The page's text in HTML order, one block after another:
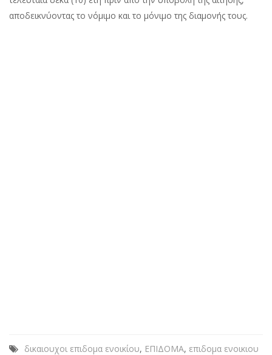
αποδεικνύοντας το νόμιμο και το μόνιμο της διαμονής τους.
δικαιουχοι επιδομα ενοικίου, ΕΠΙΔΟΜΑ, επιδομα ενοικιου